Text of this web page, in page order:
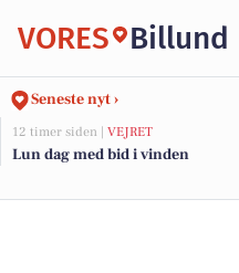
VORES Billund
Seneste nyt ›
12 timer siden | VEJRET
Lun dag med bid i vinden